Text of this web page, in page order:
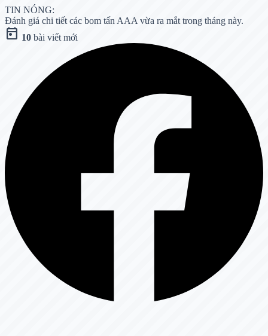
TIN NÓNG:
Đánh giá chi tiết các bom tấn AAA vừa ra mắt trong tháng này.
today 10 bài viết mới